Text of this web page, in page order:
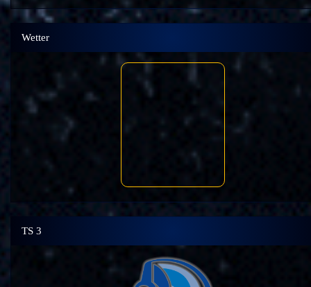
Wetter
TS 3